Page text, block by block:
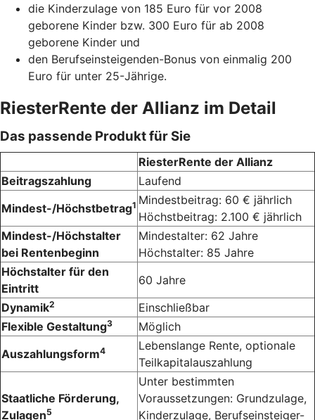
die Kinderzulage von 185 Euro für vor 2008
geborene Kinder bzw. 300 Euro für ab 2008
geborene Kinder und
den Berufseinsteigenden-Bonus von einmalig 200
Euro für unter 25-Jährige.
RiesterRente der Allianz im Detail
Das passende Produkt für Sie
RiesterRente der Allianz
Beitragszahlung
Laufend
Mindest-/Höchstbetrag1 Mindestbeitrag: 60 € jährlich
Höchstbeitrag: 2.100 € jährlich
Mindest-/Höchstalter
bei Rentenbeginn
Mindestalter: 62 Jahre
Höchstalter: 85 Jahre
Höchstalter für den
Eintritt
60 Jahre
Dynamik2
Einschließbar
Flexible Gestaltung3
Möglich
Auszahlungsform4
Lebenslange Rente, optionale
Teilkapitalauszahlung
Staatliche Förderung,
Zulagen5
Unter bestimmten
Voraussetzungen: Grundzulage,
Kinderzulage, Berufseinsteiger-